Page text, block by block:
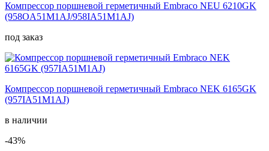
Компрессор поршневой герметичный Embraco NEU 6210GK
(958OA51M1AJ/958IA51M1AJ)
под заказ
Компрессор поршневой герметичный Embraco NEK 6165GK
(957IA51M1AJ)
в наличии
-43%